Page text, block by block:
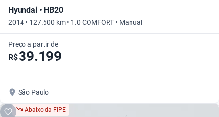
Hyundai • HB20
2014 • 127.600 km • 1.0 COMFORT • Manual
Preço a partir de
R$39.199
São Paulo
Abaixo da FIPE